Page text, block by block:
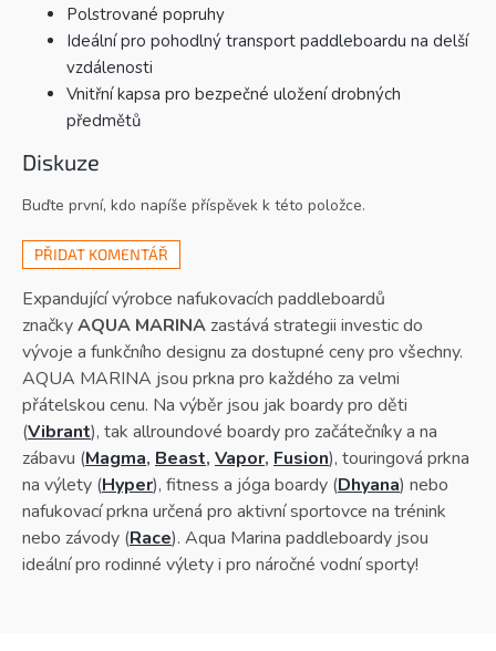
Polstrované popruhy
Ideální pro pohodlný transport paddleboardu na delší
vzdálenosti
Vnitřní kapsa pro bezpečné uložení drobných
předmětů
Diskuze
Buďte první, kdo napíše příspěvek k této položce.
PŘIDAT KOMENTÁŘ
Expandující výrobce nafukovacích paddleboardů
značkyAQUA MARINA zastává strategii investic do
vývoje a funkčního designu za dostupné ceny pro všechny.
AQUA MARINA jsou prkna pro každého za velmi
přátelskou cenu. Na výběr jsou jak boardy pro děti
(Vibrant), tak allroundové boardy pro začátečníky a na
zábavu (Magma, Beast, Vapor, Fusion), touringová prkna
na výlety (Hyper), fitness a jóga boardy (Dhyana) nebo
nafukovací prkna určená pro aktivní sportovce na trénink
nebo závody (Race). Aqua Marina paddleboardy jsou
ideální pro rodinné výlety i pro náročné vodní sporty!